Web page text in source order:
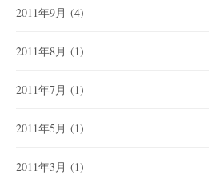
2011年9月 (4)
2011年8月 (1)
2011年7月 (1)
2011年5月 (1)
2011年3月 (1)